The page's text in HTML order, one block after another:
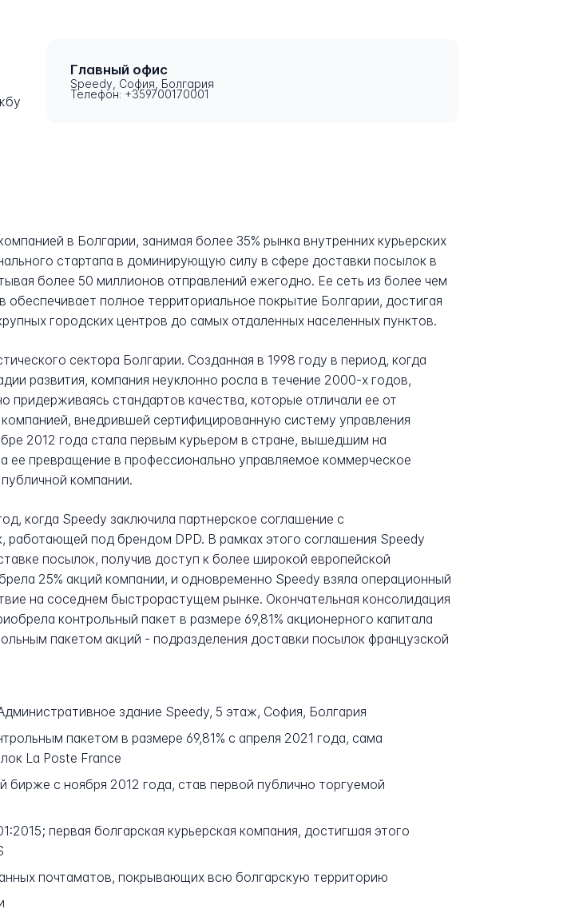
Главный офис
Speedy, София, Болгария
Телефон: +359700170001
в Болгарии, занимая более 35% рынка внутренних курьерских
стартапа в доминирующую силу в сфере доставки посылок в
более 50 миллионов отправлений ежегодно. Ее сеть из более чем
полное территориальное покрытие Болгарии, достигая
городских центров до самых отдаленных населенных пунктов.
сектора Болгарии. Созданная в 1998 году в период, когда
развития, компания неуклонно росла в течение 2000-х годов,
стандартов качества, которые отличали ее от
внедрившей сертифицированную систему управления
2012 года стала первым курьером в стране, вышедшим на
превращение в профессионально управляемое коммерческое
компании.
когда Speedy заключила партнерское соглашение с
под брендом DPD. В рамках этого соглашения Speedy
посылок, получив доступ к более широкой европейской
25% акций компании, и одновременно Speedy взяла операционный
на соседнем быстрорастущем рынке. Окончательная консолидация
контрольный пакет в размере 69,81% акционерного капитала
пакетом акций - подразделения доставки посылок французской
здание Speedy, 5 этаж, София, Болгария
пакетом в размере 69,81% с апреля 2021 года, сама
La Poste France
бирже с ноября 2012 года, став первой публично торгуемой
первая болгарская курьерская компания, достигшая этого
почтаматов, покрывающих всю болгарскую территорию